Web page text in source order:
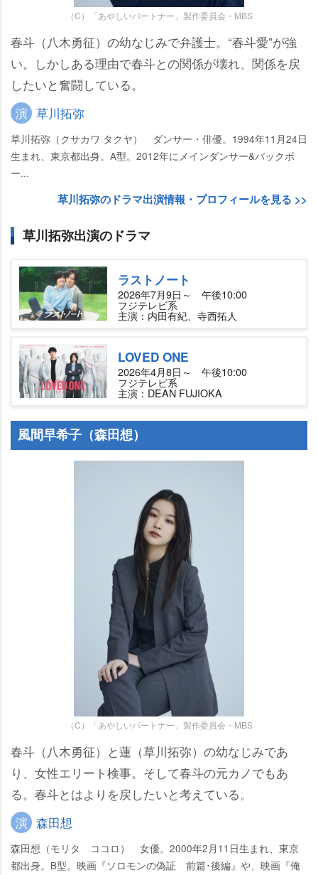
（C）「あやしいパートナー」製作委員会・MBS
春斗（八木勇征）の幼なじみで弁護士。“春斗愛”が強
い。しかしある理由で春斗との関係が壊れ、関係を戻
したいと奮闘している。
演 草川拓弥
草川拓弥（クサカワ タクヤ） ダンサー・俳優。1994年11月24日
生まれ、東京都出身。A型。2012年にメインダンサー&バックボ
ー...
草川拓弥のドラマ出演情報・プロフィールを見る >>
草川拓弥出演のドラマ
ラストノート
2026年7月9日～ 午後10:00
フジテレビ系
主演：内田有紀、寺西拓人
LOVED ONE
2026年4月8日～ 午後10:00
フジテレビ系
主演：DEAN FUJIOKA
風間早希子（森田想）
（C）「あやしいパートナー」製作委員会・MBS
春斗（八木勇征）と蓮（草川拓弥）の幼なじみであ
り、女性エリート検事。そして春斗の元カノでもあ
る。春斗とはよりを戻したいと考えている。
演 森田想
森田想（モリタ ココロ） 女優。2000年2月11日生まれ、東京
都出身。B型。映画『ソロモンの偽証 前篇･後編』や、映画『俺